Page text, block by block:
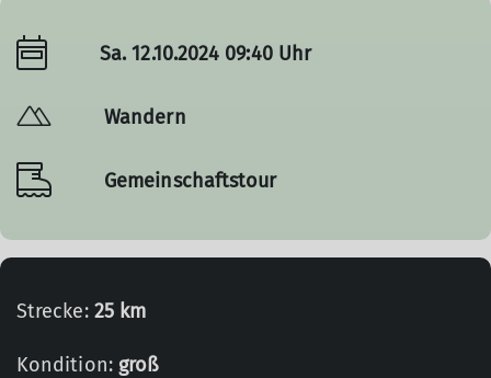
Sa. 12.10.2024 09:40 Uhr
Wandern
Gemeinschaftstour
Strecke: 25 km
Kondition: groß